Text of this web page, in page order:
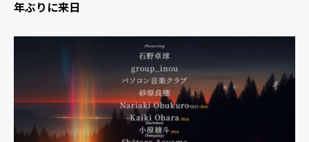
年ぶりに来日